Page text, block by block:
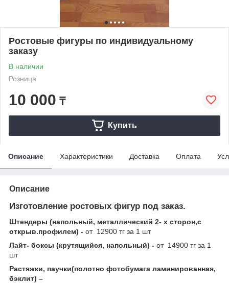
Ростовые фигуры по индивидуальному
заказу
В наличии
Розница
10 000 ₸
Купить
Описание Характеристики Доставка Оплата
Описание
Изготовление ростовых фигур под заказ.
Штендеры (напольный, металлический 2- х сторон,с
открыв.профилем) - от 12900 тг за 1 шт
Лайт- боксы (крутящийся, напольный) - от 14900 тг за 1
шт
Растяжки, паучки(полотно фотобумага ламинированная,
бэклит) –